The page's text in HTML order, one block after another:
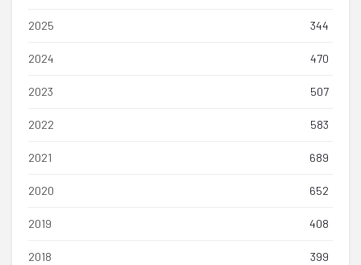
2025 344
2024 470
2023 507
2022 583
2021 689
2020 652
2019 408
2018 399